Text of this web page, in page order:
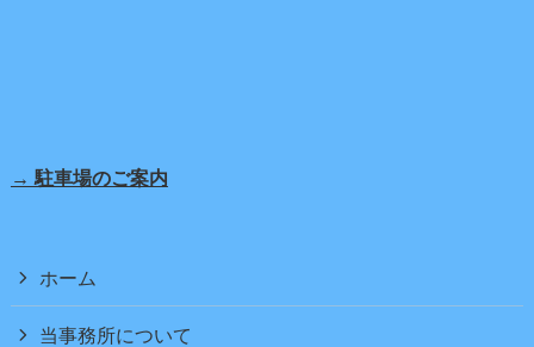
→ 駐車場のご案内
ホーム
当事務所について